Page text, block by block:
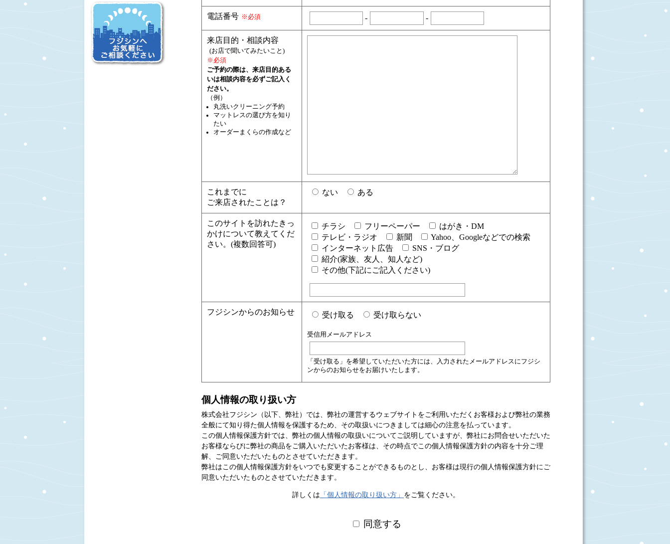
電話番号 ※必須 - -
来店目的・相談内容
(お店で聞いてみたいこと)
※必須
ご予約の際は、来店目的ある
いは相談内容を必ずご記入く
ださい。
（例）
丸洗いクリーニング予約
マットレスの選び方を知り
たい
オーダーまくらの作成など
これまでに
ご来店されたことは？
ない ある
このサイトを訪れたきっ
かけについて教えてくだ
さい。(複数回答可)
チラシ フリーペーパー
はがき・DM
テレビ・ラジオ
新聞
Yahoo、Googleなどでの検索
インターネット広告
SNS・ブログ
紹介(家族、友人、知人など)
その他(下記にご記入ください)
フジシンからのお知らせ 受け取る 受け取らない
受信用メールアドレス
「受け取る」を希望していただいた方には、入力されたメールアドレスにフジシ
ンからのお知らせをお届けいたします。
個人情報の取り扱い方
株式会社フジシン（以下、弊社）では、弊社の運営するウェブサイトをご利用いただくお客様および弊社の業務
全般にて知り得た個人情報を保護するため、その取扱いにつきましては細心の注意を払っています。
この個人情報保護方針では、弊社の個人情報の取扱いについてご説明していますが、弊社にお問合せいただいた
お客様ならびに弊社の商品をご購入いただいたお客様は、その時点でこの個人情報保護方針の内容を十分ご理
解、ご同意いただいたものとさせていただきます。
弊社はこの個人情報保護方針をいつでも変更することができるものとし、お客様は現行の個人情報保護方針にご
同意いただいたものとさせていただきます。
詳しくは 「個人情報の取り扱い方」 をご覧ください。
同意する